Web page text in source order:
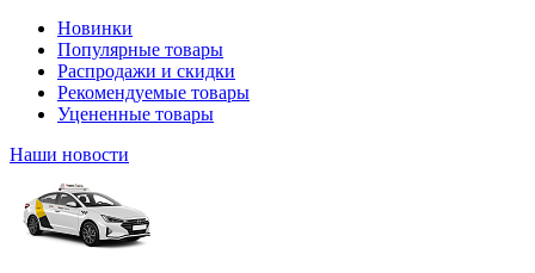
Новинки
Популярные товары
Распродажи и скидки
Рекомендуемые товары
Уцененные товары
Наши новости